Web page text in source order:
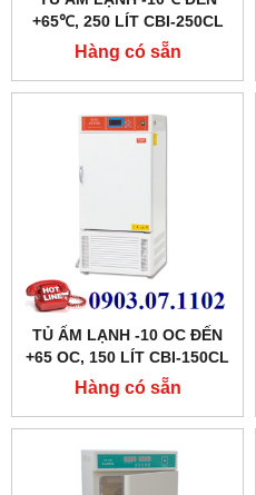
+65℃, 250 LÍT CBI-250CL
HÃNG TAISITE
Hàng có sẵn
TỦ ẤM LẠNH -10 OC ĐẾN
+65 OC, 150 LÍT CBI-150CL
HÃNG TAISITELAB
Hàng có sẵn